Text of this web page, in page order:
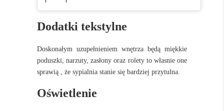
Dodatki tekstylne
Doskonałym uzupełnieniem wnętrza będą miękkie
poduszki, narzuty, zasłony oraz rolety to własnie one
sprawią , że sypialnia stanie się bardziej przytulna.
Oświetlenie